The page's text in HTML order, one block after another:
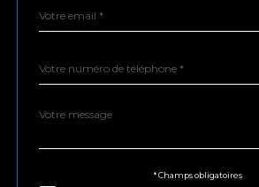
*
*
Fieldset
Message
*
* Champs obligatoires